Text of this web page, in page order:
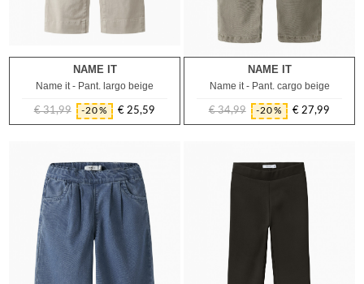
10A 11A 12A
NAME IT
Name it - Pant. largo beige
Prezzo
€ 31,99 -20%
Prezzo
€ 25,59
4A 5A 6A
NAME IT
Name it - Pant. cargo beige
Prezzo
€ 34,99 -20%
Prezzo
€ 27,99